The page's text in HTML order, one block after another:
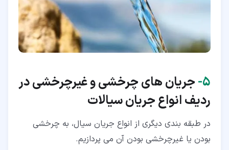
۵‏- جریان های چرخشی و غیرچرخشی در
ردیف انواع جریان سیالات
در طبقه بندی دیگری از انواع جریان سیال، به چرخشی
بودن یا غیرچرخشی بودن آن می پردازیم.